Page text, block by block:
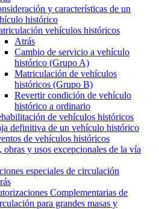
y características de un
histórico
vehículos históricos
Atrás
Cambio de servicio a vehículo
histórico (Grupo A)
Matriculación de vehículos
históricos (Grupo B)
Revertir condición de vehículo
histórico a ordinario
de vehículos históricos
definitiva de un vehículo histórico
de vehículos históricos
y usos excepcionales de la vía
especiales de circulación
Complementarias de
para grandes masas y